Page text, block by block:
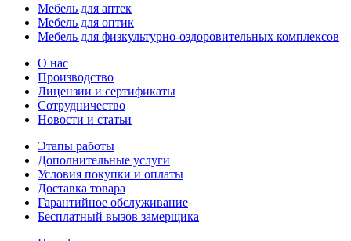
Мебель для аптек
Мебель для оптик
Мебель для физкультурно-оздоровительных комплексов
О нас
Производство
Лицензии и сертификаты
Сотрудничество
Новости и статьи
Этапы работы
Дополнительные услуги
Условия покупки и оплаты
Доставка товара
Гарантийное обслуживание
Бесплатный вызов замерщика